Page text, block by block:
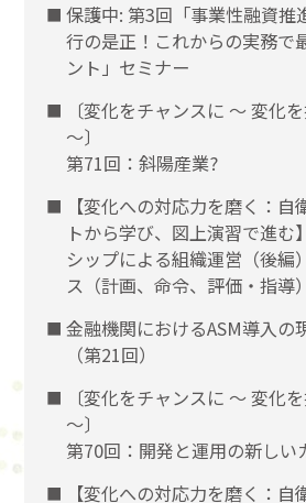
保護中: 第3回「事業性融資推
行の是正！これからの実務で
ント」セミナー
〔変化をチャンスに 〜 変化
〜〕
第71回：斜陽産業?
【変化への対応力を磨く：
トから学び、図上演習で進む
シップによる組織運営（後編
ス（計画、命令、評価・指導
金融機関におけるASM導入の
（第21回）
〔変化をチャンスに 〜 変化
〜〕
第70回：開発と運用の新しい
【変化への対応力を磨く：